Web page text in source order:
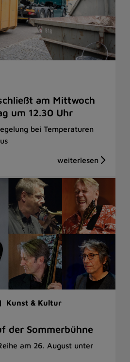
am Mittwoch
um 12.30 Uhr
bei Temperaturen
Kunst & Kultur
der Sommerbühne
am 26. August unter